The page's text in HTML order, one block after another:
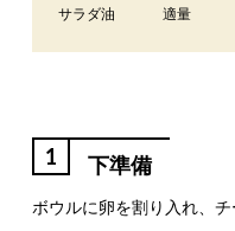
サラダ油
適量
1 下準備
ボウルに卵を割り入れ、チ